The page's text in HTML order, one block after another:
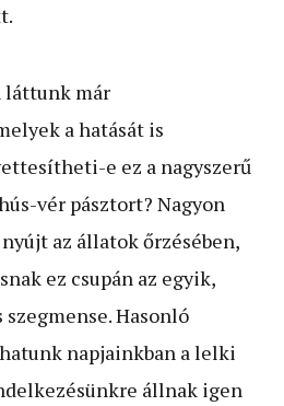
láttunk már
a hatását is
e ez a nagyszerű
vér pásztort? Nagyon
az álla­tok őrzésében,
ez csupán az egyik,
Hasonló
napjainkban a lelki
állnak igen